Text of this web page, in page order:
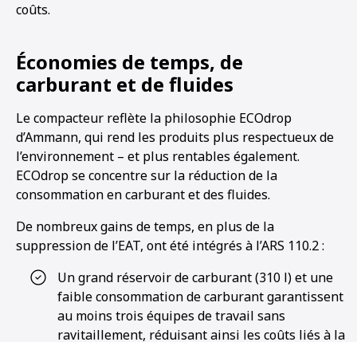
coûts.
Économies de temps, de
carburant et de fluides
Le compacteur reflète la philosophie ECOdrop
d’Ammann, qui rend les produits plus respectueux de
l’environnement – et plus rentables également.
ECOdrop se concentre sur la réduction de la
consommation en carburant et des fluides.
De nombreux gains de temps, en plus de la
suppression de l’EAT, ont été intégrés à l’ARS 110.2 :
Un grand réservoir de carburant (310 l) et une
faible consommation de carburant garantissent
au moins trois équipes de travail sans
ravitaillement, réduisant ainsi les coûts liés à la